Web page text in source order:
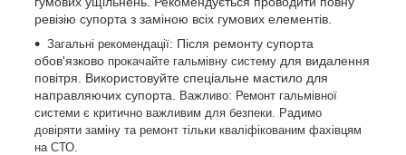
ревізію супорта з заміною всіх гумових елементів.
Загальні рекомендації: Після ремонту супорта
обов'язково прокачайте гальмівну систему для видалення
повітря. Використовуйте спеціальне мастило для
направляючих супорта.
Важливо: Ремонт гальмівної
системи є критично важливим для безпеки. Радимо
довіряти заміну та ремонт тільки кваліфікованим фахівцям
на СТО.